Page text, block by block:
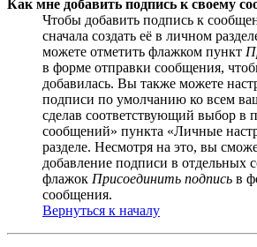
Как мне добавить подпись к своему
Чтобы добавить подпись к
сначала создать её в личном
можете отметить флажком пункт
в форме отправки сообщения,
добавилась. Вы также можете
подписи по умолчанию ко всем
сделав соответствующий выбор в
сообщений» пункта «Личные
разделе. Несмотря на это, вы
добавление подписи в отдельных
флажок Присоединить подпись в
сообщения.
Вернуться к началу